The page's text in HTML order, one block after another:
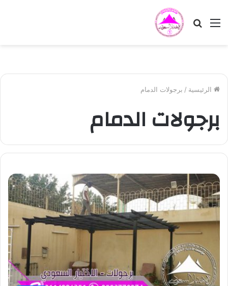
القائمة بحث
الرئيسية / برجولات الدمام
برجولات الدمام